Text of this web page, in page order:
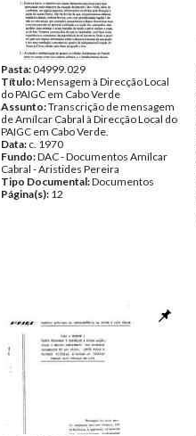
Pasta:04999.029
Título:Mensagem à Direcção Local
do PAIGC em Cabo Verde
Assunto:Transcrição de mensagem
de Amílcar Cabral à Direcção Local do
PAIGC em Cabo Verde.
Data: c. 1970
Fundo:DAC - Documentos Amílcar
Cabral - Aristides Pereira
Tipo Documental:Documentos
Página(s): 12